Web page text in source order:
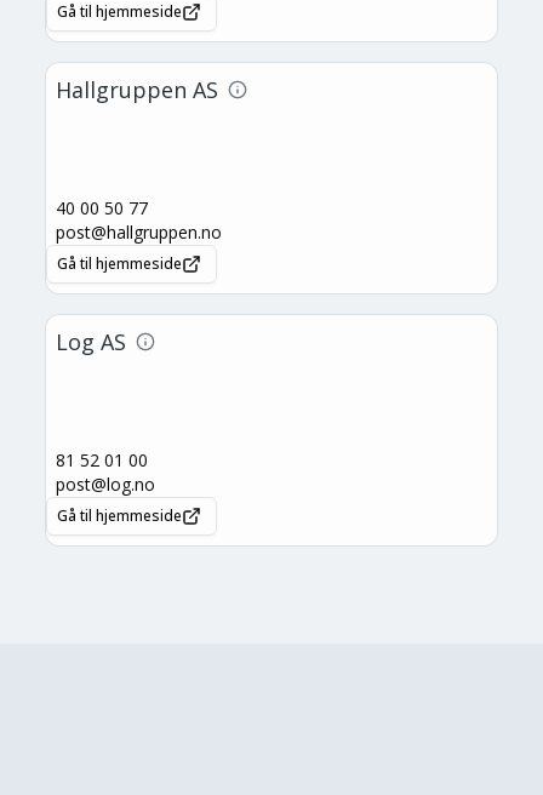
Gå til hjemmeside
Hallgruppen AS
40 00 50 77
post@hallgruppen.no
Gå til hjemmeside
Log AS
81 52 01 00
post@log.no
Gå til hjemmeside